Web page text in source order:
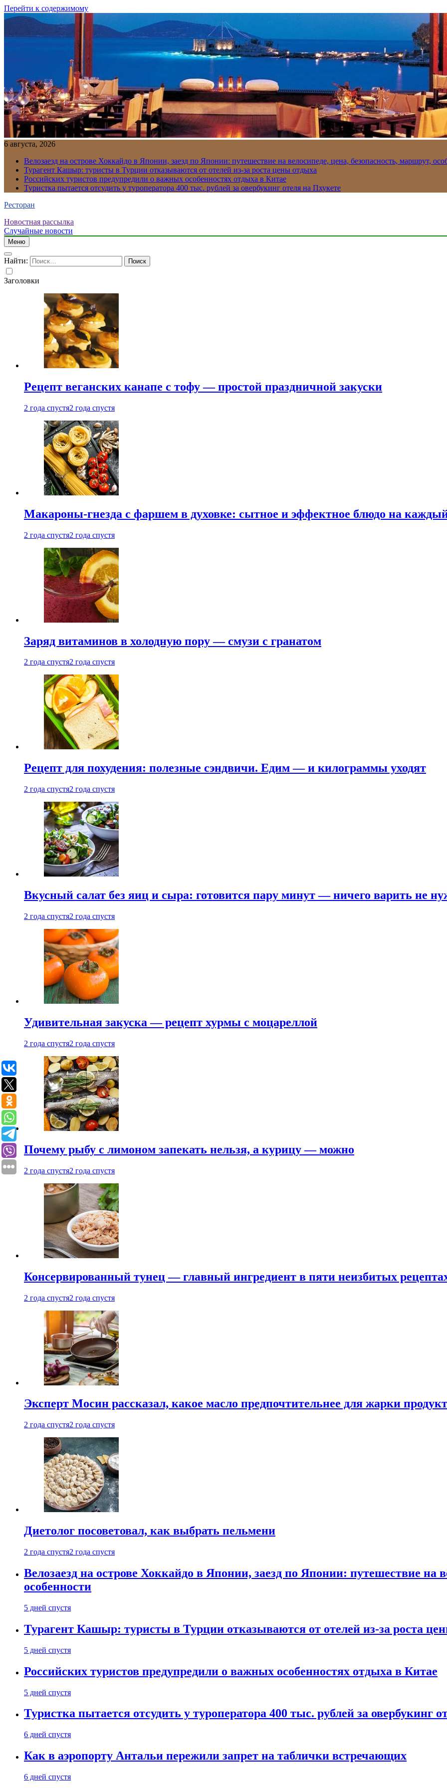
Перейти к содержимому
6 августа, 2026
Велозаезд на острове Хоккайдо в Японии, заезд по Японии: путешествие на велосипеде, цена, безопасность, маршрут,
Турагент Кашыр: туристы в Турции отказываются от отелей из-за роста цены отдыха
Российских туристов предупредили о важных особенностях отдыха в Китае
Туристка пытается отсудить у туроператора 400 тыс. рублей за овербукинг отеля на Пхукете
Ресторан
Новостная рассылка
Случайные новости
Меню
Найти:
Заголовки
Рецепт веганских канапе с тофу — простой праздничной закуски
2 года спустя2 года спустя
Макароны-гнезда с фаршем в духовке: сытное и эффектное блюдо на
2 года спустя2 года спустя
Заряд витаминов в холодную пору — смузи с гранатом
2 года спустя2 года спустя
Рецепт для похудения: полезные сэндвичи. Едим — и килограммы уходят
2 года спустя2 года спустя
Вкусный салат без яиц и сыра: готовится пару минут — ничего варить не
2 года спустя2 года спустя
Удивительная закуска — рецепт хурмы с моцареллой
2 года спустя2 года спустя
Почему рыбу с лимоном запекать нельзя, а курицу — можно
2 года спустя2 года спустя
Консервированный тунец — главный ингредиент в пяти неизбитых
2 года спустя2 года спустя
Эксперт Мосин рассказал, какое масло предпочтительнее для жарки
2 года спустя2 года спустя
Диетолог посоветовал, как выбрать пельмени
2 года спустя2 года спустя
Велозаезд на острове Хоккайдо в Японии, заезд по Японии: путешествие на
особенности
5 дней спустя
Турагент Кашыр: туристы в Турции отказываются от отелей из-за роста
5 дней спустя
Российских туристов предупредили о важных особенностях отдыха в Китае
5 дней спустя
Туристка пытается отсудить у туроператора 400 тыс. рублей за овербукинг
6 дней спустя
Как в аэропорту Антальи пережили запрет на таблички встречающих
6 дней спустя